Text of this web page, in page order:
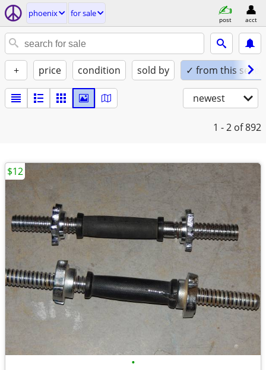
phoenix for sale
post acct
+ price condition sold by ✓ from this seller
newest
1 - 2 of 892
•
$12